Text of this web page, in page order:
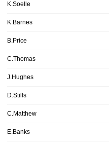
K.Soelle
K.Barnes
B.Price
C.Thomas
J.Hughes
D.Stills
C.Matthew
E.Banks